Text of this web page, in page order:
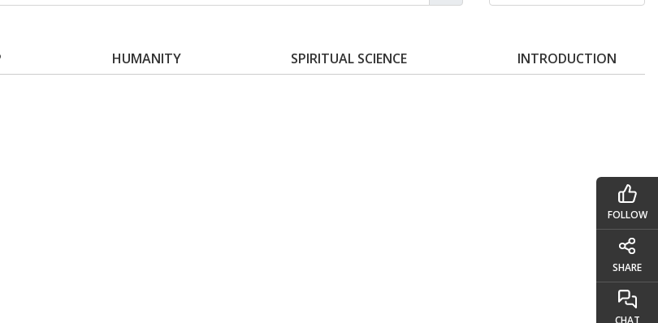
HUMANITY SPIRITUAL SCIENCE INTRODUCTION
FOLLOW
SHARE
CHAT